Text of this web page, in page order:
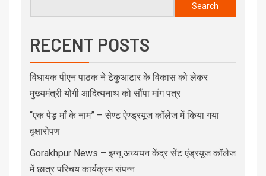
Search
RECENT POSTS
विधायक पीएन पाठक ने टेकुआटार के विकास को लेकर
मुख्यमंत्री योगी आदित्यनाथ को सौंपा मांग पत्र
“एक पेड़ माँ के नाम” – सेण्ट ऐण्ड्रयूज कॉलेज में किया गया
वृक्षारोपण
Gorakhpur News – इग्नू अध्ययन केंद्र सेंट एंड्रयूज कॉलेज
में छात्र परिचय कार्यक्रम संपन्न